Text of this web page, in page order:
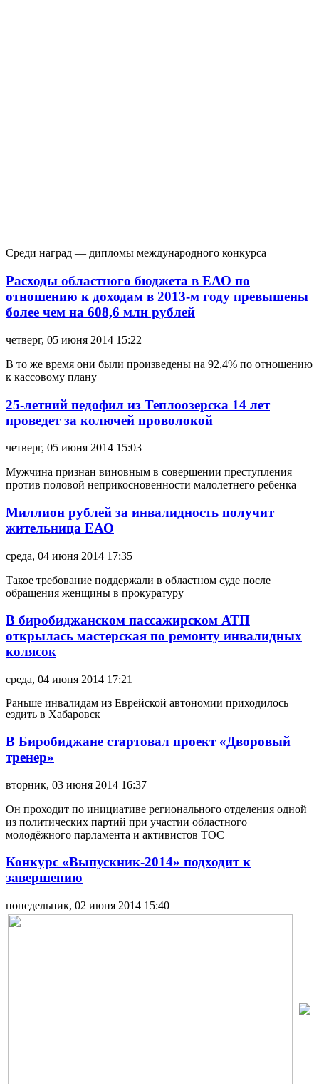
Среди наград — дипломы международного конкурса
Расходы областного бюджета в ЕАО по
отношению к доходам в 2013-м году превышены
более чем на 608,6 млн рублей
четверг, 05 июня 2014 15:22
В то же время они были произведены на 92,4% по отношению
к кассовому плану
25-летний педофил из Теплоозерска 14 лет
проведет за колючей проволокой
четверг, 05 июня 2014 15:03
Мужчина признан виновным в совершении преступления
против половой неприкосновенности малолетнего ребенка
Миллион рублей за инвалидность получит
жительница ЕАО
среда, 04 июня 2014 17:35
Такое требование поддержали в областном суде после
обращения женщины в прокуратуру
В биробиджанском пассажирском АТП
открылась мастерская по ремонту инвалидных
колясок
среда, 04 июня 2014 17:21
Раньше инвалидам из Еврейской автономии приходилось
ездить в Хабаровск
В Биробиджане стартовал проект «Дворовый
тренер»
вторник, 03 июня 2014 16:37
Он проходит по инициативе регионального отделения одной
из политических партий при участии областного
молодёжного парламента и активистов ТОС
Конкурс «Выпускник-2014» подходит к
завершению
понедельник, 02 июня 2014 15:40